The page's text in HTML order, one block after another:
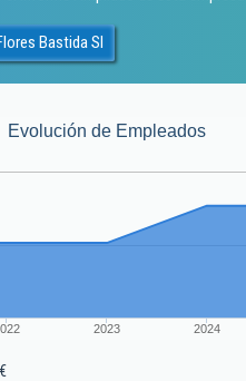
Bastida Sl
Evolución de Empleados
2023 2024